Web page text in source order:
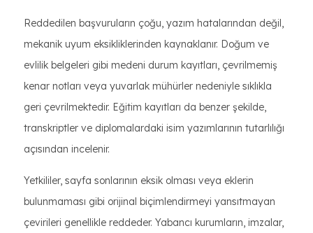
Reddedilen başvuruların çoğu, yazım hatalarından değil,
mekanik uyum eksikliklerinden kaynaklanır. Doğum ve
evlilik belgeleri gibi medeni durum kayıtları, çevrilmemiş
kenar notları veya yuvarlak mühürler nedeniyle sıklıkla
geri çevrilmektedir. Eğitim kayıtları da benzer şekilde,
transkriptler ve diplomalardaki isim yazımlarının tutarlılığı
açısından incelenir.
Yetkililer, sayfa sonlarının eksik olması veya eklerin
bulunmaması gibi orijinal biçimlendirmeyi yansıtmayan
çevirileri genellikle reddeder. Yabancı kurumların, imzalar,